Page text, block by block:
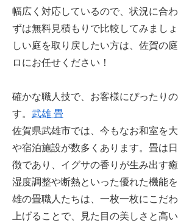
幅広く対応しているので、状況に合
ずは無料見積もりで比較してみまし
しい庭を取り戻したい方は、佐賀の
ロにお任せください！
確かな職人技で、お客様にぴったり
す。 武雄 畳
佐賀県武雄市では、今もなお和室を
や宿泊施設が数多くあります。畳は
徴であり、イグサの香りが生み出す癒
湿度調整や断熱といった優れた機能
雄の畳職人たちは、一枚一枚にこだ
上げることで、見た目の美しさと高